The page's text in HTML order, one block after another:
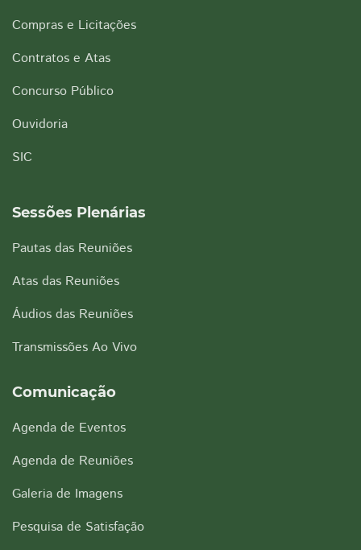
Compras e Licitações
Contratos e Atas
Concurso Público
Ouvidoria
SIC
Sessões Plenárias
Pautas das Reuniões
Atas das Reuniões
Áudios das Reuniões
Transmissões Ao Vivo
Comunicação
Agenda de Eventos
Agenda de Reuniões
Galeria de Imagens
Pesquisa de Satisfação